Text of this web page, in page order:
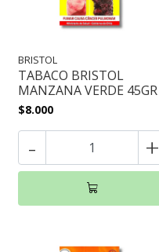
BRISTOL
TABACO BRISTOL
MANZANA VERDE 45GR
$8.000
- +